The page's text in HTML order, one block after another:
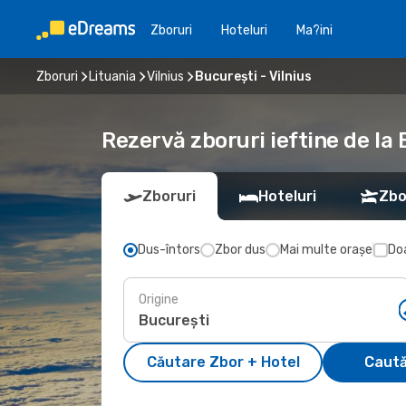
Zboruri Hoteluri Ma?ini
Zboruri Lituania Vilnius București - Vilnius
Rezervă zboruri ieftine de la
Zboruri Hoteluri
Dus-întors Zbor dus Mai multe orașe
Origine
Căutare Zbor + Hotel